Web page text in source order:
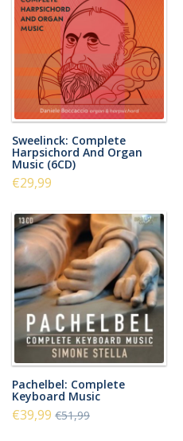
Sweelinck: Complete
Harpsichord And Organ
Music (6CD)
€29,99
Pachelbel: Complete
Keyboard Music
€39,99 €51,99